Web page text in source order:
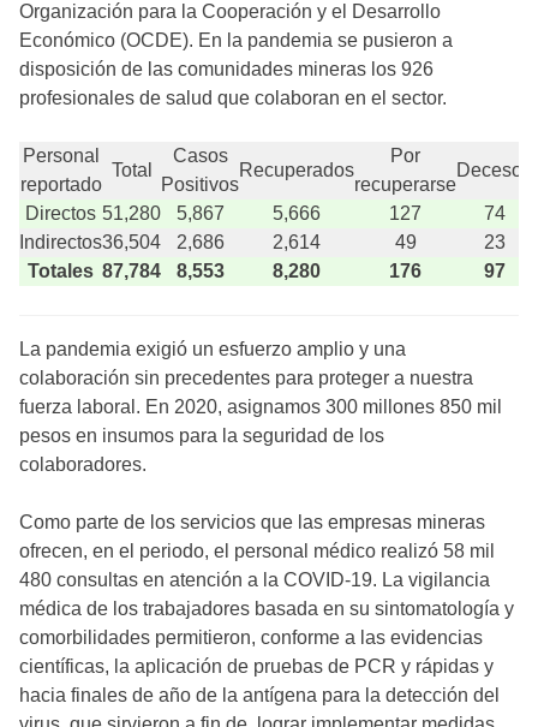
Organización para la Cooperación y el Desarrollo
Económico (OCDE). En la pandemia se pusieron a
disposición de las comunidades mineras los 926
profesionales de salud que colaboran en el sector.
Personal
reportado
Total
Casos
Positivos
Recuperados
Por
recuperarse
Decesos
Directos 51,280 5,867 5,666 127
74
Indirectos36,504 2,686 2,614 49
23
Totales 87,784 8,553 8,280 176 97
La pandemia exigió un esfuerzo amplio y una
colaboración sin precedentes para proteger a nuestra
fuerza laboral. En 2020, asignamos 300 millones 850 mil
pesos en insumos para la seguridad de los
colaboradores.
Como parte de los servicios que las empresas mineras
ofrecen, en el periodo, el personal médico realizó 58 mil
480 consultas en atención a la COVID-19. La vigilancia
médica de los trabajadores basada en su sintomatología y
comorbilidades permitieron, conforme a las evidencias
científicas, la aplicación de pruebas de PCR y rápidas y
hacia finales de año de la antígena para la detección del